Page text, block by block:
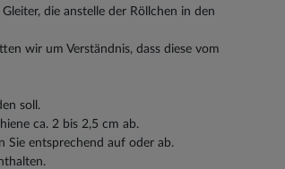
die anstelle der Röllchen in den
wir um Verständnis, dass diese vom
soll.
ca. 2 bis 2,5 cm ab.
Sie entsprechend auf oder ab.